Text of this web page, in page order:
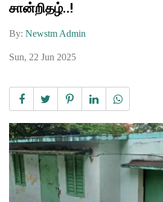
சான்றிதழ்..!
By: Newstm Admin
Sun, 22 Jun 2025